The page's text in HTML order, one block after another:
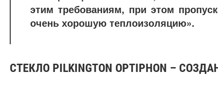
этим требованиям, при этом
очень хорошую теплоизоляцию».
СТЕКЛО PILKINGTON OPTIPHON –